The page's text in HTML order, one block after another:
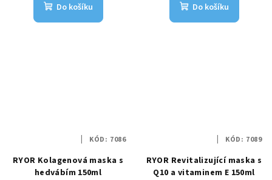
Do košíku Do košíku
RYOR Kolagenová maska s
hedvábím 150ml
KÓD: 7086
RYOR Revitalizující maska s
Q10 a vitaminem E 150ml
KÓD: 7089